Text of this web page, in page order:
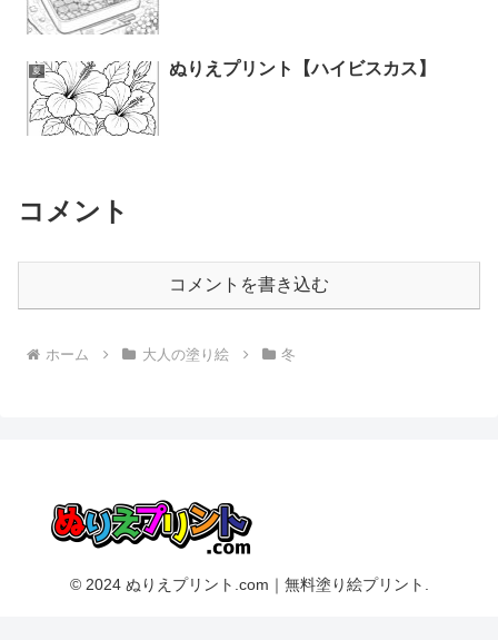
夏 ぬりえプリント【ハイビスカス】
コメント
コメントを書き込む
ホーム 大人の塗り絵 冬
© 2024 ぬりえプリント.com｜無料塗り絵プリント.